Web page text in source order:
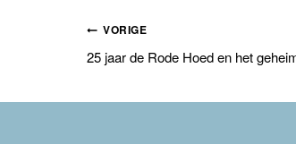
Bericht
VORIGE
25 jaar de Rode Hoed en het